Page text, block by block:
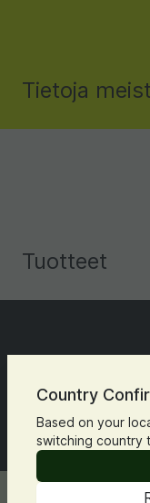
Tietoja
Tuotteet
Country
Based on your
switching country